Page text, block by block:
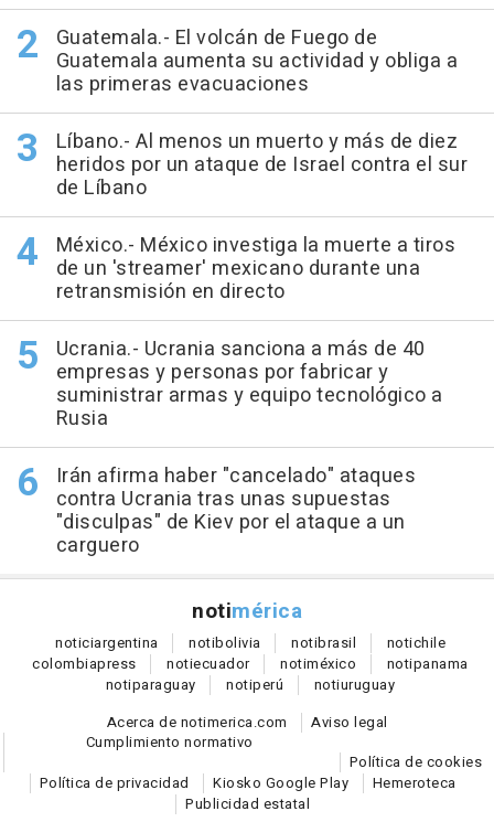
Guatemala.- El volcán de Fuego de
Guatemala aumenta su actividad y obliga a
las primeras evacuaciones
Líbano.- Al menos un muerto y más de diez
heridos por un ataque de Israel contra el sur
de Líbano
México.- México investiga la muerte a tiros
de un 'streamer' mexicano durante una
retransmisión en directo
Ucrania.- Ucrania sanciona a más de 40
empresas y personas por fabricar y
suministrar armas y equipo tecnológico a
Rusia
Irán afirma haber "cancelado" ataques
contra Ucrania tras unas supuestas
"disculpas" de Kiev por el ataque a un
carguero
notimérica
noticiargentina notibolivia notibrasil notichile
colombiapress notiecuador notiméxico notipanama
notiparaguay notiperú notiuruguay
Acerca de notimerica.com
Aviso legal
Cumplimiento normativo
Política de cookies
Política de privacidad
Kiosko Google Play
Hemeroteca
Publicidad estatal